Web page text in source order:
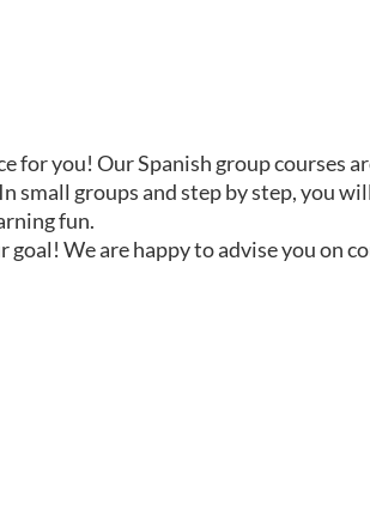
for you! Our Spanish group courses
small groups and step by step, you
fun.
We are happy to advise you on